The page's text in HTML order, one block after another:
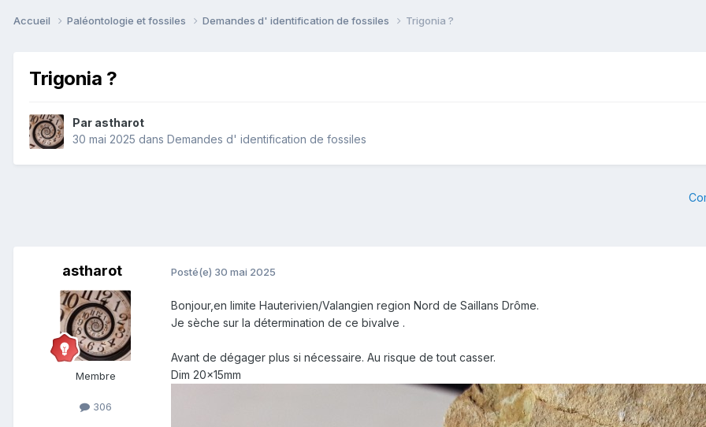
Accueil Paléontologie et fossiles Demandes d' identification de fossiles Trigonia ?
Trigonia ?
Par astharot
30 mai 2025 dans Demandes d' identification de fossiles
astharot
Membre
306
Posté(e) 30 mai 2025
Bonjour,en limite Hauterivien/Valangien region Nord de Saillans Drôme.
Je sèche sur la détermination de ce bivalve .
Avant de dégager plus si nécessaire. Au risque de tout casser.
Dim 20x15mm